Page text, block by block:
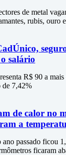
de metal
rubis, ouro
salário
R$ 90 a
de 7,42%
de calor no
a
passado ficou
ficaram